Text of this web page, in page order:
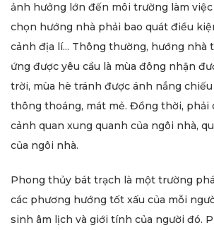
ảnh hưởng lớn đến môi trường làm việc
chọn hướng nhà phải bao quát điều
cảnh địa lí... Thông thường, hướng nhà
ứng được yêu cầu là mùa đông nhận
trời, mùa hè tránh được ánh nắng
thông thoáng, mát mẻ. Đồng thời, phải
cảnh quan xung quanh của ngôi nhà,
của ngôi nhà.
Phong thủy bát trạch là một trường
các phương hướng tốt xấu của mỗi
sinh âm lịch và giới tính của người đó.